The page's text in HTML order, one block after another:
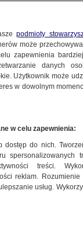
podmioty
może
zapewnienia
danych
Użytkownik może
w dowolnym
w celu zapewnienia:
dostęp do nich.
spersonalizowanych
treści.
reklam.
usług.